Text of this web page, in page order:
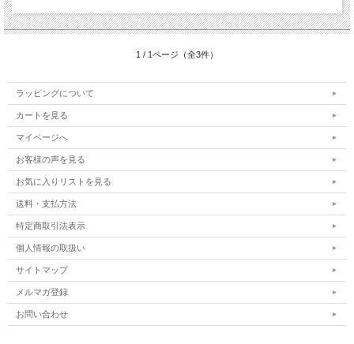
1 / 1ページ（全3件）
ラッピングについて
カートを見る
マイページへ
お客様の声を見る
お気に入りリストを見る
送料・支払方法
特定商取引法表示
個人情報の取扱い
サイトマップ
メルマガ登録
お問い合わせ